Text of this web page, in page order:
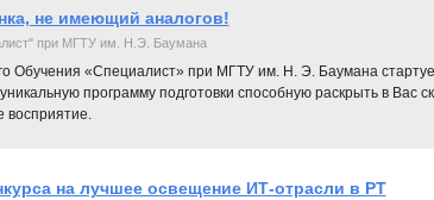
не имеющий аналогов!
при МГТУ им. Н.Э. Баумана
Обучения «Специалист» при МГТУ им. Н. Э. Баумана
программу подготовки способную раскрыть в Вас
восприятие.
на лучшее освещение ИТ-отрасли в РТ